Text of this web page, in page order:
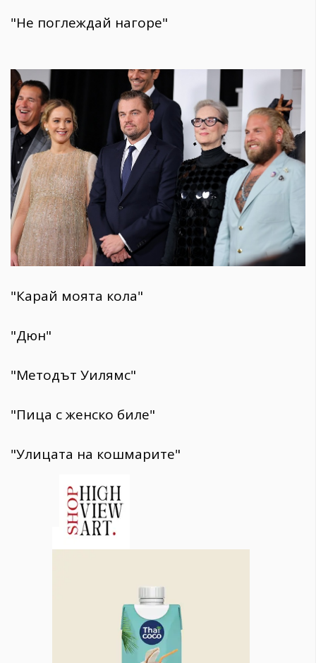
"Не поглеждай нагоре"
"Карай моята кола"
"Дюн"
"Методът Уилямс"
"Пица с женско биле"
"Улицата на кошмарите"